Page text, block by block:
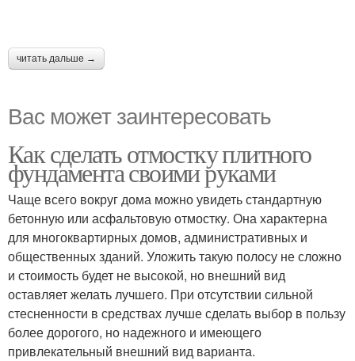
читать дальше →
Вас может заинтересовать
Как сделать отмостку плитного
фундамента своими руками
Чаще всего вокруг дома можно увидеть стандартную
бетонную или асфальтовую отмостку. Она характерна
для многоквартирных домов, административных и
общественных зданий. Уложить такую полосу не сложно
и стоимость будет не высокой, но внешний вид
оставляет желать лучшего. При отсутствии сильной
стесненности в средствах лучше сделать выбор в пользу
более дорогого, но надежного и имеющего
привлекательный внешний вид варианта.